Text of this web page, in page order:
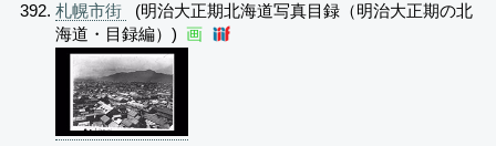
札幌市街
(明治大正期北海道写真目録（明治大正期の北
海道・目録編）) 画